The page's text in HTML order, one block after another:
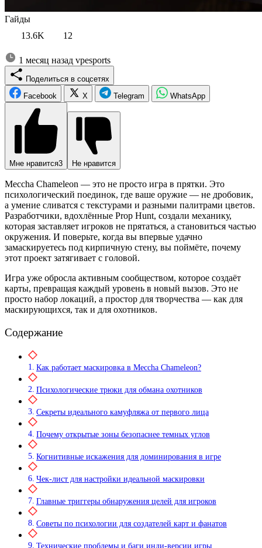
Гайды
13.6K
12
1 месяц назад vpesports
Поделиться в соцсетях
Facebook
X Telegram WhatsApp
Мне нравится3 Не нравится
Meccha Chameleon — это не просто игра в прятки. Это
психологический поединок, где ваше оружие — не дробовик,
а умение сливатся с текстурами и разными палитрами цветов.
Разработчики, вдохлённые Prop Hunt, создали механику,
которая заставляет игроков не прятаться, а становиться частью
окружения. И поверьте, когда вы впервые удачно
замаскируетесь под кирпичную стену, вы поймёте, почему
этот проект затягивает с головой.
Игра уже обросла активным сообществом, которое создаёт
карты, превращая каждый уровень в новый вызов. Это не
просто набор локаций, а простор для творчества — как для
маскирующихся, так и для охотников.
Содержание
Как работает маскировка в Meccha Chameleon?
Психологические трюки для обмана охотников
Секреты идеального камуфляжа от первого лица
Почему открытые зоны безопаснее темных углов
Когнитивные искажения для доминирования в игре
Чек-лист для настройки идеальной маскировки
Главные триггеры обнаружения целей для игроков
Советы по психологии для создателей карт и фанатов
Технические проблемы и баги инди-версии игры